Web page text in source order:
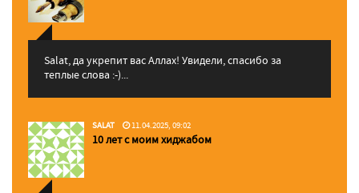
Salat, да укрепит вас Аллаx! Увидели, спасибо за
теплые слова :-)...
SALAT 11.04.2025, 09:02
10 лет с моим хиджабом